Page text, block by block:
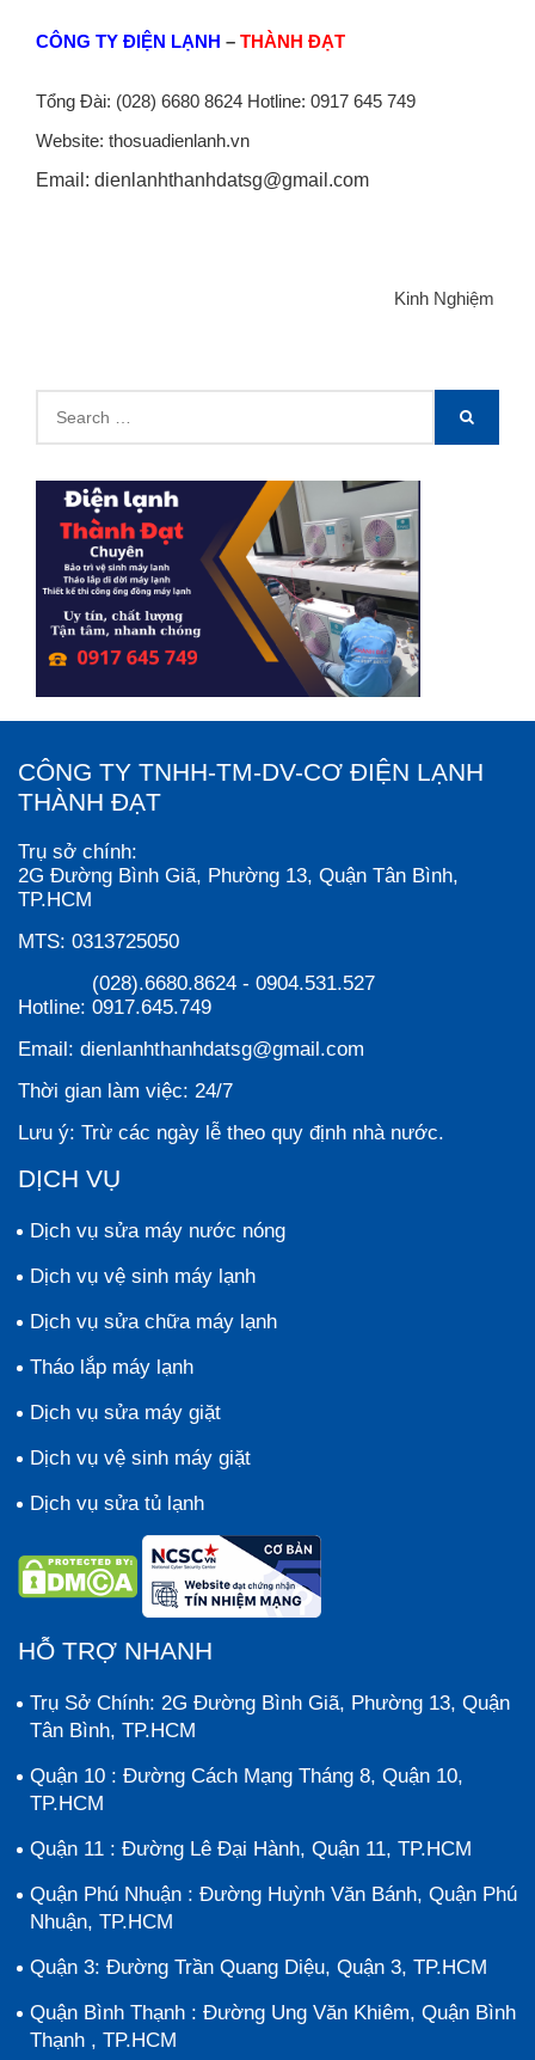
CÔNG TY ĐIỆN LẠNH – THÀNH ĐẠT
Tổng Đài: (028) 6680 8624 Hotline: 0917 645 749
Website: thosuadienlanh.vn
Email: dienlanhthanhdatsg@gmail.com
Kinh Nghiệm
for:
SEARCH
CÔNG TY TNHH-TM-DV-CƠ ĐIỆN LẠNH
THÀNH ĐẠT
Trụ sở chính:
2G Đường Bình Giã, Phường 13, Quận Tân Bình,
TP.HCM
MTS: 0313725050
Hotline:
(028).6680.8624 - 0904.531.527
0917.645.749
Email: dienlanhthanhdatsg@gmail.com
Thời gian làm việc: 24/7
Lưu ý: Trừ các ngày lễ theo quy định nhà nước.
DỊCH VỤ
Dịch vụ sửa máy nước nóng
Dịch vụ vệ sinh máy lạnh
Dịch vụ sửa chữa máy lạnh
Tháo lắp máy lạnh
Dịch vụ sửa máy giặt
Dịch vụ vệ sinh máy giặt
Dịch vụ sửa tủ lạnh
HỖ TRỢ NHANH
Trụ Sở Chính: 2G Đường Bình Giã, Phường 13, Quận
Tân Bình, TP.HCM
Quận 10 : Đường Cách Mạng Tháng 8, Quận 10,
TP.HCM
Quận 11 : Đường Lê Đại Hành, Quận 11, TP.HCM
Quận Phú Nhuận : Đường Huỳnh Văn Bánh, Quận Phú
Nhuận, TP.HCM
Quận 3: Đường Trần Quang Diệu, Quận 3, TP.HCM
Quận Bình Thạnh : Đường Ung Văn Khiêm, Quận Bình
Thạnh , TP.HCM